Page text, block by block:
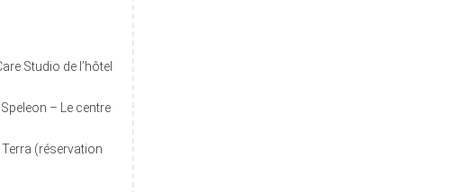
Studio de l’hôtel
– Le centre
(réservation